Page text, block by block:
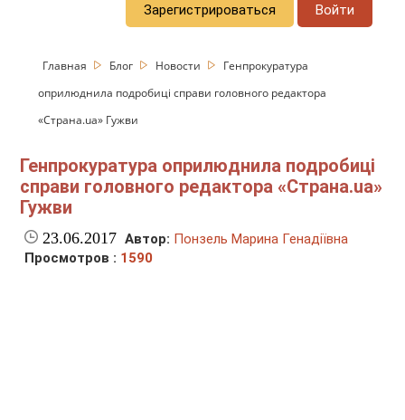
Зарегистрироваться Войти
Главная Блог Новости
Генпрокуратура
оприлюднила подробиці справи головного редактора
«Страна.ua» Гужви
Генпрокуратура оприлюднила подробиці
справи головного редактора «Страна.ua»
Гужви
23.06.2017 Автор: Понзель Марина Генадіївна
Просмотров : 1590